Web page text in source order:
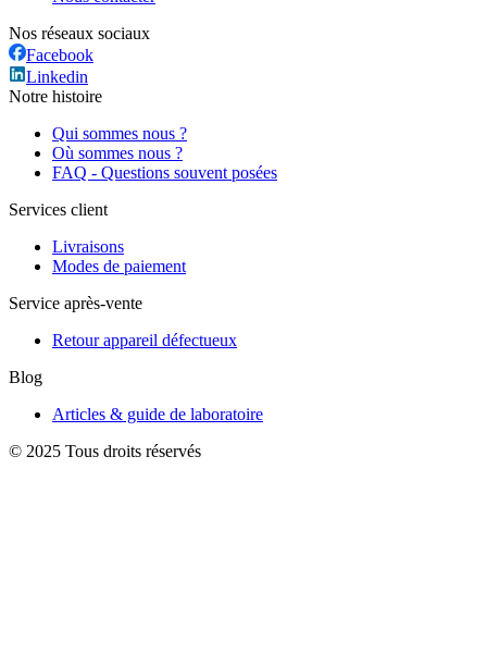
Nos réseaux sociaux
Facebook
Linkedin
Notre histoire
Qui sommes nous ?
Où sommes nous ?
FAQ - Questions souvent posées
Services client
Livraisons
Modes de paiement
Service après-vente
Retour appareil défectueux
Blog
Articles & guide de laboratoire
© 2025 Tous droits réservés